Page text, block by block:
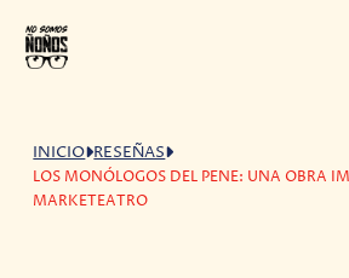
INICIO RESEÑAS
LOS MONÓLOGOS DEL PENE: UNA OBRA
MARKETEATRO